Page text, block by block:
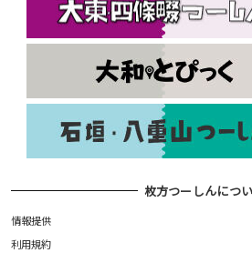
枚方つーしんにつ
情報提供
利用規約